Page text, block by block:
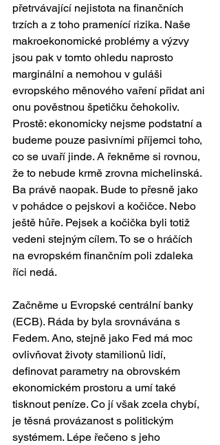
přetrvávající nejistota na finančních
trzích a z toho pramenící rizika. Naše
makroekonomické problémy a výzvy
jsou pak v tomto ohledu naprosto
marginální a nemohou v guláši
evropského měnového vaření přidat ani
onu pověstnou špetičku čehokoliv.
Prostě: ekonomicky nejsme podstatní a
budeme pouze pasivními příjemci toho,
co se uvaří jinde. A řekněme si rovnou,
že to nebude krmě zrovna michelinská.
Ba právě naopak. Bude to přesně jako
v pohádce o pejskovi a kočičce. Nebo
ještě hůře. Pejsek a kočička byli totiž
vedeni stejným cílem. To se o hráčích
na evropském finančním poli zdaleka
říci nedá.
Začněme u Evropské centrální banky
(ECB). Ráda by byla srovnávána s
Fedem. Ano, stejně jako Fed má moc
ovlivňovat životy stamilionů lidí,
definovat parametry na obrovském
ekonomickém prostoru a umí také
tisknout peníze. Co jí však zcela chybí,
je těsná provázanost s politickým
systémem. Lépe řečeno s jeho